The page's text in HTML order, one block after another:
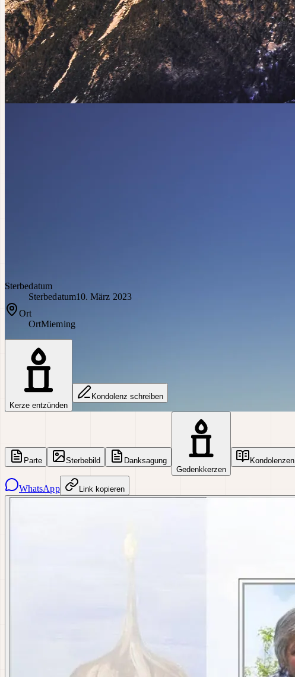
Sterbedatum
Sterbedatum10. März 2023
Ort
OrtMieming
Kerze entzünden
Kondolenz schreiben
Parte Sterbebild
Danksagung
Gedenkkerzen
Kondolenzen
WhatsApp Link kopieren